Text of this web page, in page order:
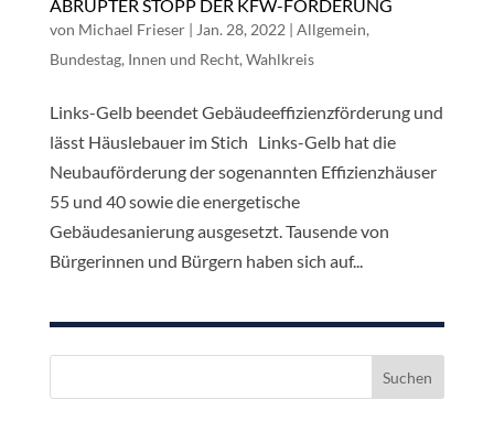
ABRUPTER STOPP DER KFW-FÖRDERUNG
von Michael Frieser| Jan. 28, 2022 | Allgemein,
Bundestag, Innen und Recht, Wahlkreis
Links-Gelb beendet Gebäudeeffizienzförderung und
lässt Häuslebauer im Stich Links-Gelb hat die
Neubauförderung der sogenannten Effizienzhäuser
55 und 40 sowie die energetische
Gebäudesanierung ausgesetzt. Tausende von
Bürgerinnen und Bürgern haben sich auf...